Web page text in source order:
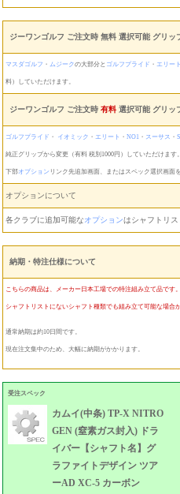
ジーワンゴルフ ご注文時 無料 選択可能 グリッ
マスダゴルフ ・ ムジークの大部分と ゴルフプライド ・ エリート
料）していただけます。
ジーワンゴルフ ご注文時 有料 選択可能 グリッ
ゴルフプライド ・ イオミック ・ エリート ・ NO1 ・ スーサス ・
純正グリップから変更（有料 税別1000円）していただけます。
下部オプション リンク先追加画面、またはスペック選択画面
オプションについて
各クラブに追加可能なオプションはシャフトリス
納期・特注仕様について
こちらの商品は、メーカー日本工場での特注組み立て品です
シャフトリストにないシャフト種類でも組み立て可能な場合
通常納期は約10日間です。
現在注文集中のため、大幅に納期がかかります。
受注スペック
カムイ(中条) TP-X NITRO
GEN (窒素ガス封入) ドラ
イバー【シャフト名】グ
ラファイトデザイン ツア
ーAD XC-5 カーボン